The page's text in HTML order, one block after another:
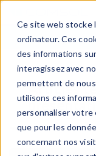
Ce site web stocke
ordinateur. Ces
des informations
interagissez avec
permettent de
utilisons ces
personnaliser votre
que pour les
concernant nos
Articles